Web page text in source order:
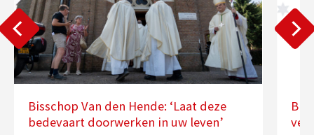
Bisschop Van den Hende: ‘Laat deze
bedevaart doorwerken in uw leven’